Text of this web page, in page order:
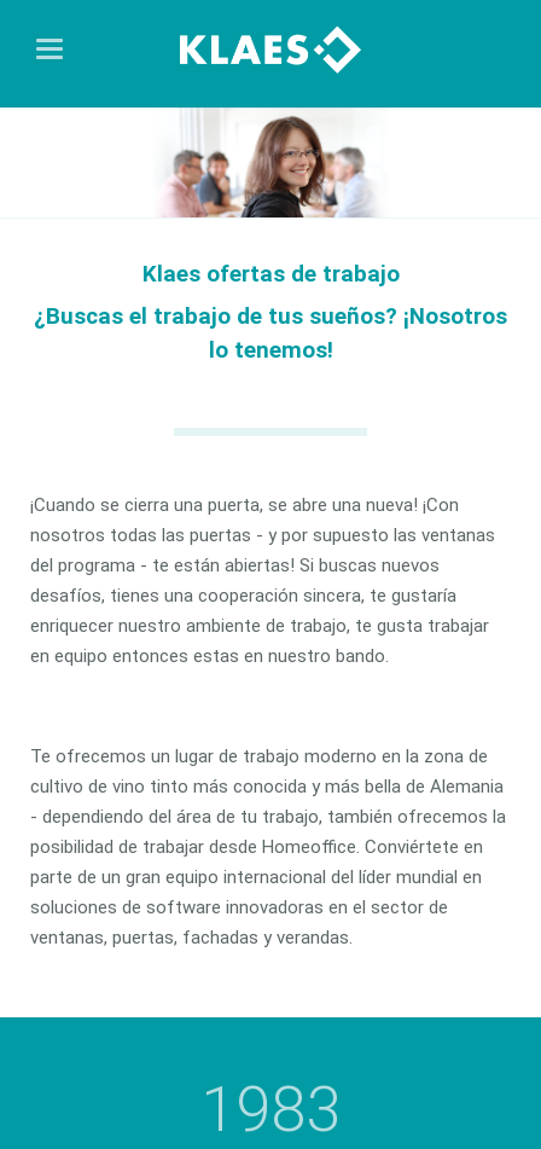
Klaes ofertas de trabajo
¿Buscas el trabajo de tus sueños? ¡Nosotros
lo tenemos!
¡Cuando se cierra una puerta, se abre una nueva! ¡Con
nosotros todas las puertas - y por supuesto las ventanas
del programa - te están abiertas! Si buscas nuevos
desafíos, tienes una cooperación sincera, te gustaría
enriquecer nuestro ambiente de trabajo, te gusta trabajar
en equipo entonces estas en nuestro bando.
Te ofrecemos un lugar de trabajo moderno en la zona de
cultivo de vino tinto más conocida y más bella de Alemania
- dependiendo del área de tu trabajo, también ofrecemos la
posibilidad de trabajar desde Homeoffice. Conviértete en
parte de un gran equipo internacional del líder mundial en
soluciones de software innovadoras en el sector de
ventanas, puertas, fachadas y verandas.
1983